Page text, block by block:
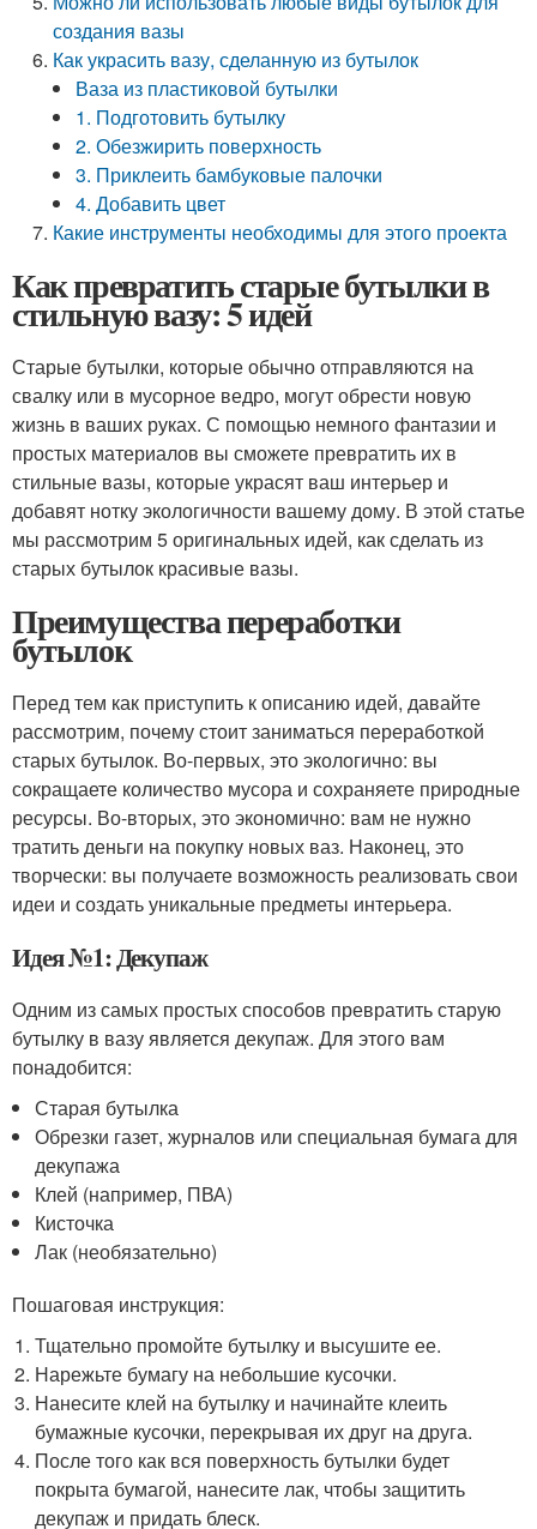
создания вазы
Как украсить вазу, сделанную из бутылок
Ваза из пластиковой бутылки
1. Подготовить бутылку
2. Обезжирить поверхность
3. Приклеить бамбуковые палочки
4. Добавить цвет
Какие инструменты необходимы для этого проекта
Как превратить старые бутылки в
стильную вазу: 5 идей
Старые бутылки, которые обычно отправляются на
свалку или в мусорное ведро, могут обрести новую
жизнь в ваших руках. С помощью немного фантазии и
простых материалов вы сможете превратить их в
стильные вазы, которые украсят ваш интерьер и
добавят нотку экологичности вашему дому. В этой статье
мы рассмотрим 5 оригинальных идей, как сделать из
старых бутылок красивые вазы.
Преимущества переработки
бутылок
Перед тем как приступить к описанию идей, давайте
рассмотрим, почему стоит заниматься переработкой
старых бутылок. Во-первых, это экологично: вы
сокращаете количество мусора и сохраняете природные
ресурсы. Во-вторых, это экономично: вам не нужно
тратить деньги на покупку новых ваз. Наконец, это
творчески: вы получаете возможность реализовать свои
идеи и создать уникальные предметы интерьера.
Идея №1: Декупаж
Одним из самых простых способов превратить старую
бутылку в вазу является декупаж. Для этого вам
понадобится:
Старая бутылка
Обрезки газет, журналов или специальная бумага для
декупажа
Клей (например, ПВА)
Кисточка
Лак (необязательно)
Пошаговая инструкция:
Тщательно промойте бутылку и высушите ее.
Нарежьте бумагу на небольшие кусочки.
Нанесите клей на бутылку и начинайте клеить
бумажные кусочки, перекрывая их друг на друга.
После того как вся поверхность бутылки будет
покрыта бумагой, нанесите лак, чтобы защитить
декупаж и придать блеск.